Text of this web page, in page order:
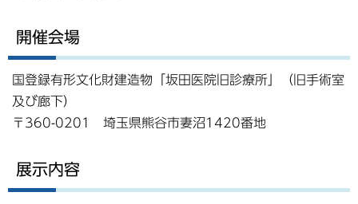
開催会場
国登録有形文化財建造物「坂田医院旧診療所」（旧手術室
及び廊下）
〒360-0201 埼玉県熊谷市妻沼1420番地
展示内容